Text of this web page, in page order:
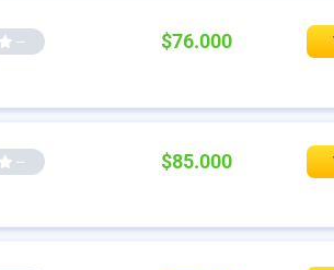
-- $76.000
-- $85.000